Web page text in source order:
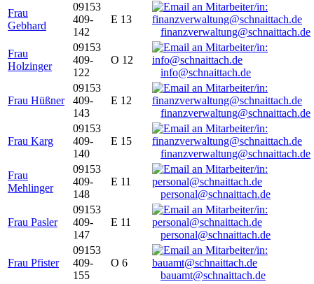
Frau
Gebhard
09153
409-
142
E 13
finanzverwaltung@schnaittach.de
Frau
Holzinger
09153
409-
122
O 12
info@schnaittach.de
Frau Hüßner
09153
409-
143
E 12
finanzverwaltung@schnaittach.de
Frau Karg
09153
409-
140
E 15
finanzverwaltung@schnaittach.de
Frau
Mehlinger
09153
409-
148
E 11
personal@schnaittach.de
Frau Pasler
09153
409-
147
E 11
personal@schnaittach.de
Frau Pfister
09153
409-
155
O 6
bauamt@schnaittach.de